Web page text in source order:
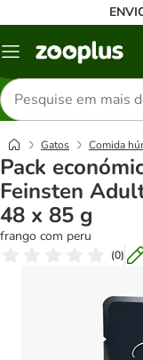
Menu
Pesquisar
produtos
Gatos Comida
Pack
Feinsten
48 x 85 g
frango com peru
(0)